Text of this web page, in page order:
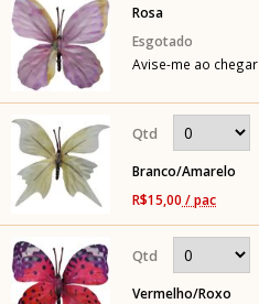
Rosa
Avise-me ao chegar
Branco/Amarelo
R$15,00 / pac
Vermelho/Roxo